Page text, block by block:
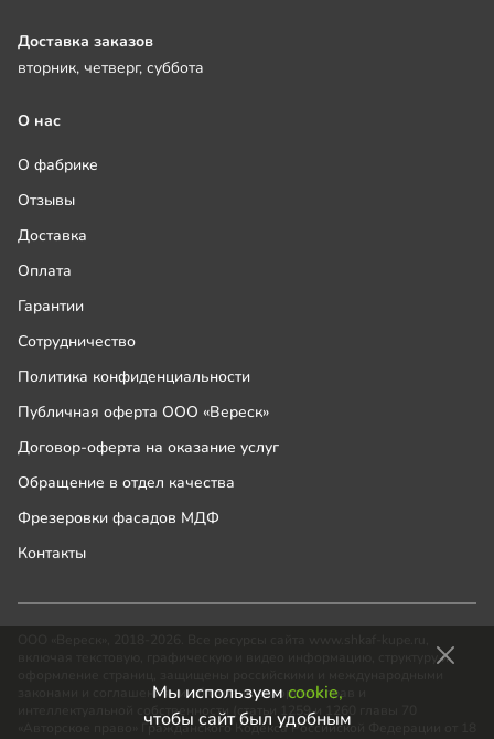
Мы используем cookie,
чтобы сайт был удобным
Доставка заказов
вторник, четверг, суббота
О нас
О фабрике
Отзывы
Доставка
Оплата
Гарантии
Сотрудничество
Политика конфиденциальности
Публичная оферта ООО «Вереск»
Договор-оферта на оказание услуг
Обращение в отдел качества
Фрезеровки фасадов МДФ
Контакты
включая текстовую, графическую и видео информацию, структуру и
законами и соглашениями об охране авторских прав и
интеллектуальной собственности (статьи 1259 и 1260 главы 70
«Авторское право» Гражданского Кодекса Российской Федерации от 18